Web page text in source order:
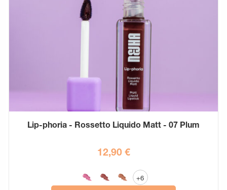
Lip-phoria - Rossetto Liquido Matt - 07 Plum
12,90 €
+6